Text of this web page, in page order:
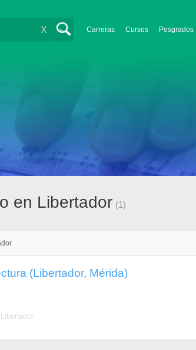
Carreras Cursos Posgrados
X
en Libertador (1)
(Libertador, Mérida)